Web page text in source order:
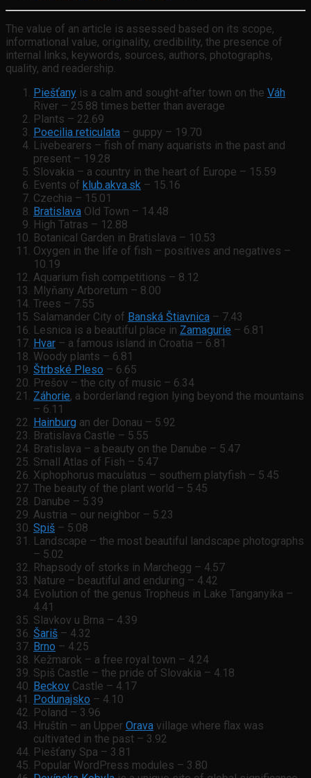
The value of an article is assessed based on its scope,
informational value, originality, credibility, the presence of
internal links, keywords, sources, authors, photographs,
quality, and readership.
Piešťany is a calm and sought-after town on the Váh
River – 25.88 times better than average
Plants – 22.69
Poecilia reticulata – guppy – 19.70
Livebearers – fish of many aquarists in the past and
present – 19.28
Slovakia – a country in the heart of Europe – 15.59
Events of klub.akva.sk – 15.16
Czechia – 15.01
Bratislava Old Town – 14.48
High Tatras – 12.88
Botanical Garden in Bratislava – 10.53
Oxygen in the life of fish – positives and negatives –
10.19
Aquarium fish competitions – 8.12
Mlyňany Arboretum – 8.00
Trees – 7.55
Salamander City of Banská Štiavnica – 7.43
Lesnica is a beautiful place in Zamagurie – 6.81
Hvar – a famous island in Croatia – 6.81
Woody plants – 6.81
Štrbské Pleso – 6.65
Prešov – the city of music – 6.34
Záhorie, a borderland region lying beyond the mountains
– 6.11
Hainburg an der Donau – 5.92
Bratislava Castle – 5.55
Bratislava – a beauty on the Danube – 5.47
Small Atlas of Fish – 5.47
Xiphophorus maculatus – southern platyfish – 5.45
The beauty of the plant world – 5.45
Danube – 5.39
Austria – our neighbor – 5.23
Spiš – 5.08
Landscape – the most beautiful landscape photographs
– 5.02
Rhapsody of storks in Marchegg – 4.57
Nature – beautiful and enduring – 4.42
Evolution of the genus Tropheus in Lake Tanganyika –
4.41
Slavkov u Brna – 4.39
Šariš – 4.32
Brno – 4.25
Kežmarok – a free royal town – 4.24
Spiš Castle – the pride of Slovakia – 4.18
Beckov Castle – 4.17
Podunajsko – 4.10
Poland – 3.96
Hruštín – an Upper Orava village where flax was
cultivated in the past – 3.92
Piešťany Spa – 3.81
Popular WordPress modules – 3.80